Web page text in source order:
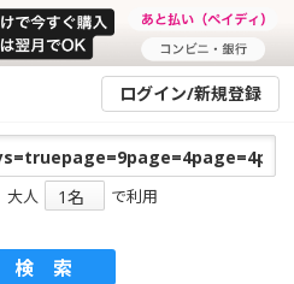
ログイン/新規登録
大人
で利用
検索